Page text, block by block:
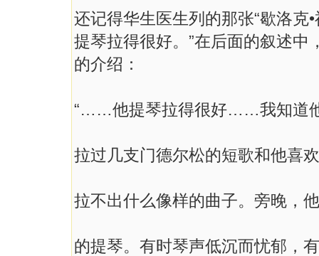
还记得华生医生列的那张“歇洛克
提琴拉得很好。”在后面的叙述
的介绍：
“……他提琴拉得很好……我知道
拉过几支门德尔松的短歌和他喜
拉不出什么像样的曲子。旁晚，
的提琴。有时琴声低沉而忧郁，